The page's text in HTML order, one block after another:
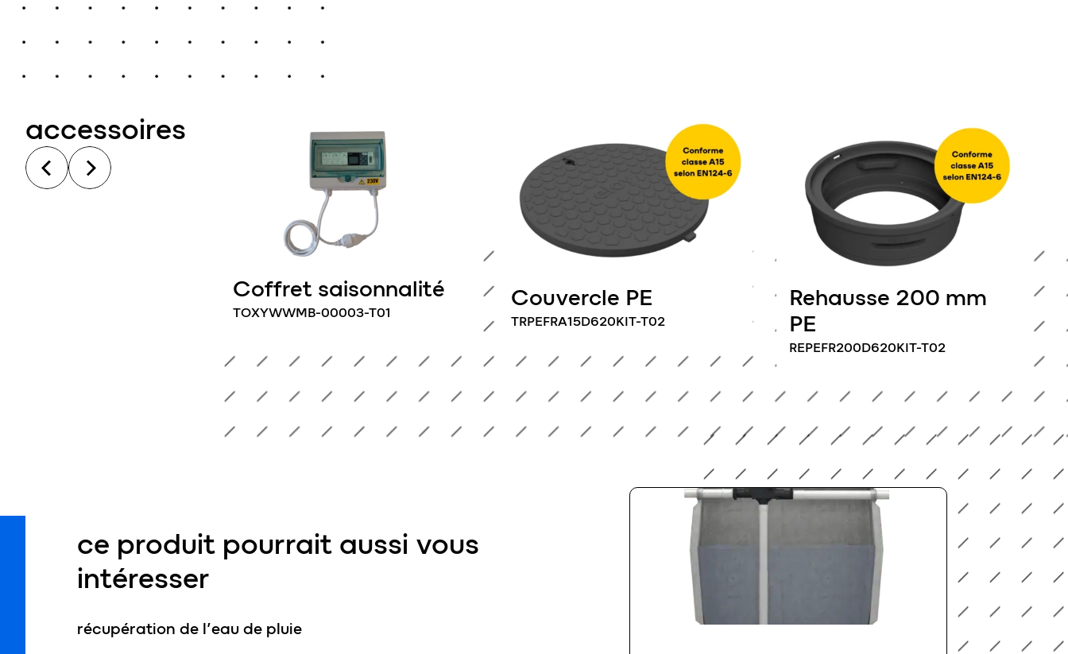
accessoires
Coffret saisonnalité
TOXYWWMB-00003-T01
Couvercle PE
TRPEFRA15D620KIT-T02
Rehausse 200 mm
PE
REPEFR200D620KIT-T02
ce produit pourrait aussi vous
intéresser
récupération de l’eau de pluie